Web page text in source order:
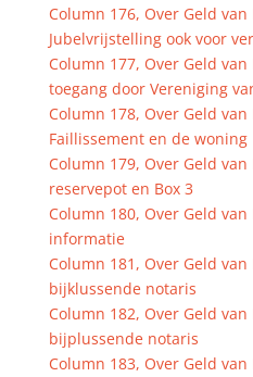
Column 176, Over Geld van
Jubelvrijstelling ook voor
Column 177, Over Geld
toegang door Vereniging
Column 178, Over Geld van
Faillissement en de woning
Column 179, Over Geld
reservepot en Box 3
Column 180, Over Geld
informatie
Column 181, Over Geld
bijklussende notaris
Column 182, Over Geld
bijplussende notaris
Column 183, Over Geld van